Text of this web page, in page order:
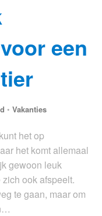
een
• Vakanties
het op
het komt allemaal
gewoon leuk
ook afspeelt.
te gaan, maar om